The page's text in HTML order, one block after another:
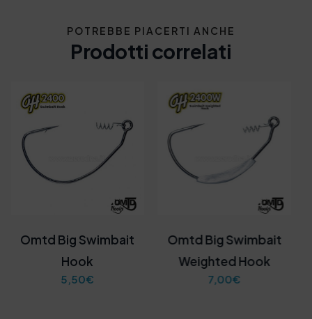
POTREBBE PIACERTI ANCHE
Prodotti correlati
Omtd Big Swimbait
Hook
5,50€
Omtd Big Swimbait
Weighted Hook
7,00€